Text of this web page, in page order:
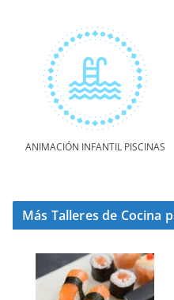
ANIMACIÓN INFANTIL PISCINAS
Más Talleres de Cocina